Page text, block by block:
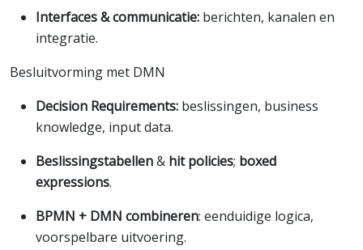
Interfaces & communicatie: berichten, kanalen en
integratie.
Besluitvorming met DMN
Decision Requirements: beslissingen, business
knowledge, input data.
Beslissingstabellen& hit policies; boxed
expressions.
BPMN + DMN combineren: eenduidige logica,
voorspelbare uitvoering.